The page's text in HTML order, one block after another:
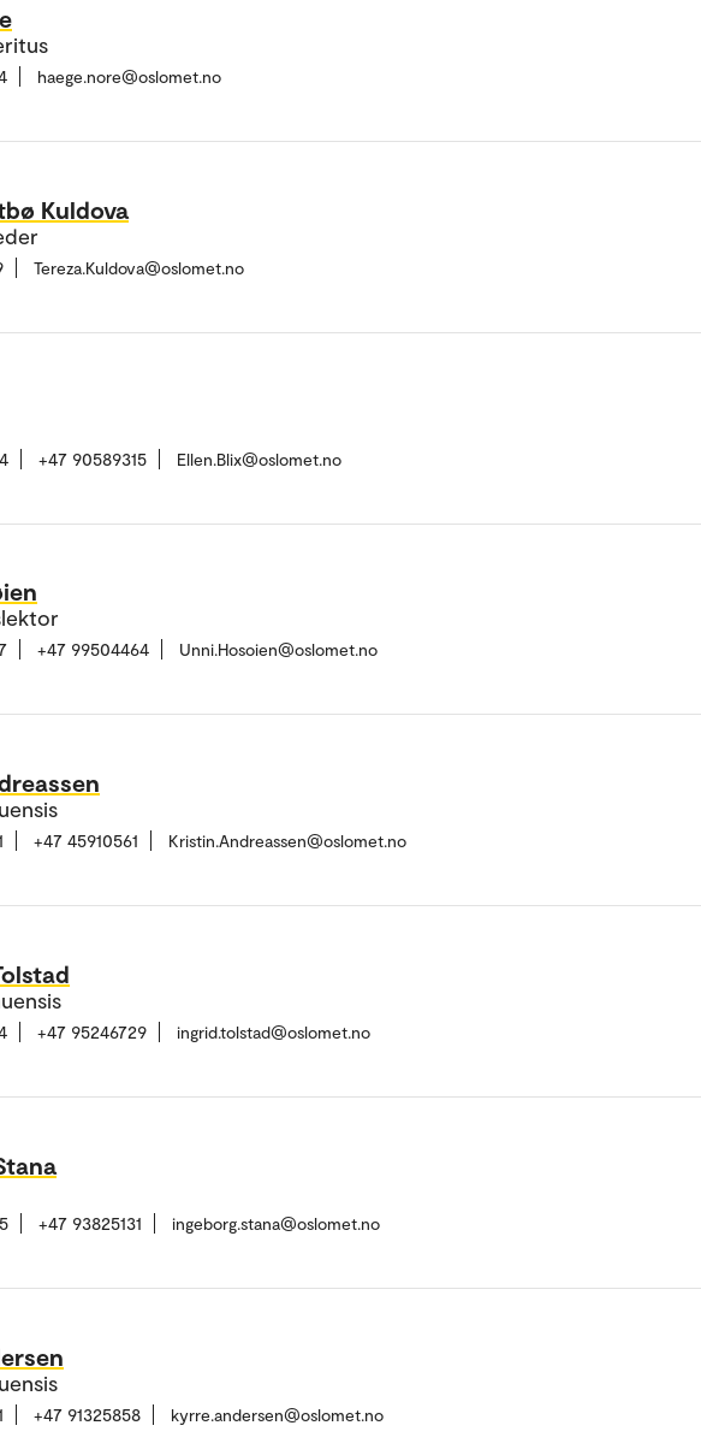
haege.nore@oslomet.no
Kuldova
Tereza.Kuldova@oslomet.no
+47 90589315 Ellen.Blix@oslomet.no
+47 99504464 Unni.Hosoien@oslomet.no
+47 45910561 Kristin.Andreassen@oslomet.no
+47 95246729 ingrid.tolstad@oslomet.no
+47 93825131 ingeborg.stana@oslomet.no
+47 91325858 kyrre.andersen@oslomet.no